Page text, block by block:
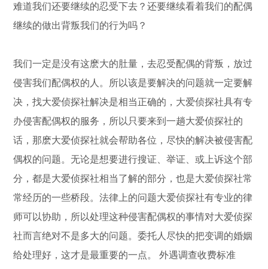
难道我们还要继续的忍受下去？还要继续看着我们的配偶
继续的做出背叛我们的行为吗？
我们一定是没有这麽大的肚量，去忍受配偶的背叛，放过
侵害我们配偶权的人。所以该是要解决的问题就一定要解
决，找大爱侦探社解决是相当正确的，大爱侦探社具有专
办侵害配偶权的服务，所以只要来到一趟大爱侦探社的
话，那麽大爱侦探社就会帮助各位，尽快的解决被侵害配
偶权的问题。无论是想要进行搜证、举证、或上诉这个部
分，都是大爱侦探社相当了解的部分，也是大爱侦探社常
常经历的一些桥段。法律上的问题大爱侦探社有专业的律
师可以协助，所以处理这种侵害配偶权的事情对大爱侦探
社而言绝对不是多大的问题。委托人尽快的把变调的婚姻
给处理好，这才是最重要的一点。 外遇调查收费标准